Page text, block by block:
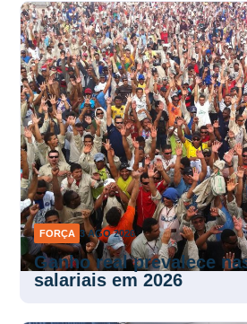
FORÇA 3 AGO 2026
Ganho real prevalece
salariais em 2026